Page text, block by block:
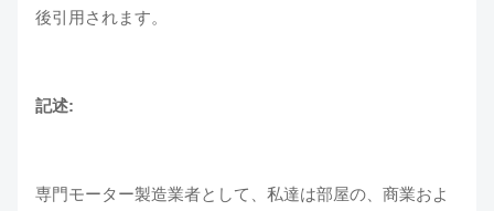
後引用されます。
記述:
専門モーター製造業者として、私達は部屋の、商業およ